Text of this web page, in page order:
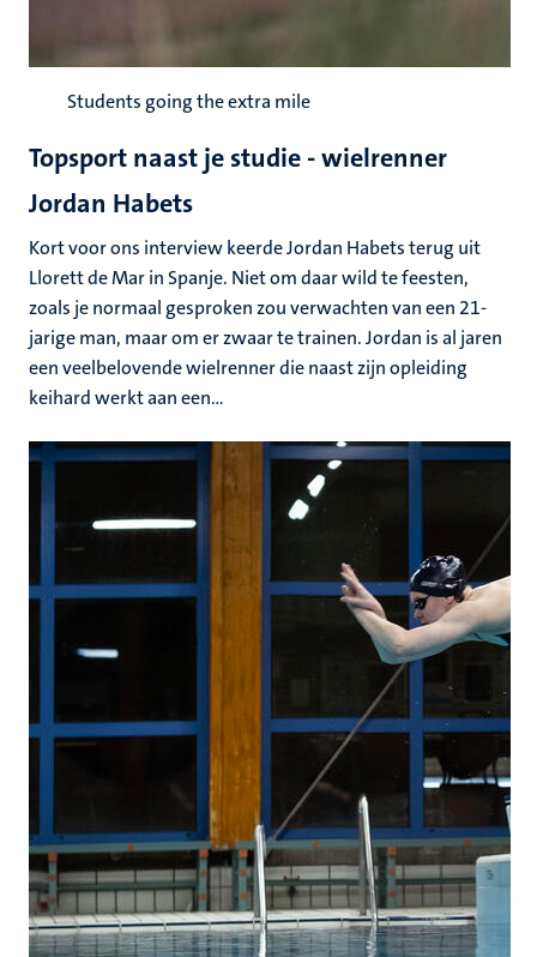
Students going the extra mile
Topsport naast je studie - wielrenner
Jordan Habets
Kort voor ons interview keerde Jordan Habets terug uit
Llorett de Mar in Spanje. Niet om daar wild te feesten,
zoals je normaal gesproken zou verwachten van een 21-
jarige man, maar om er zwaar te trainen. Jordan is al jaren
een veelbelovende wielrenner die naast zijn opleiding
keihard werkt aan een...